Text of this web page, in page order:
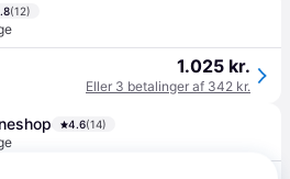
(12)
1.025 kr.
Eller 3 betalinger af 342 kr.
4.6(14)